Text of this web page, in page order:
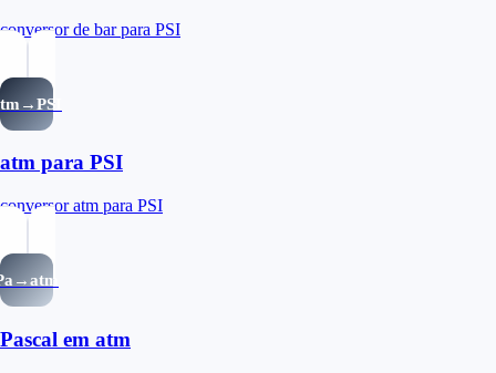
conversor de bar para PSI
atm para PSI
conversor atm para PSI
Pascal em atm